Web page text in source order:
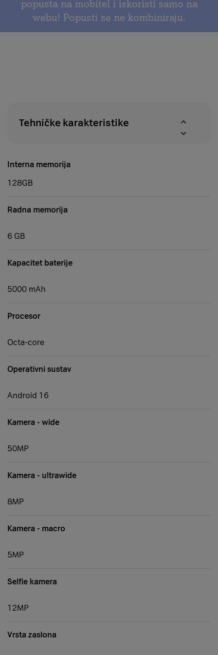
povrat
u
dostupnosti
proizvoda
popusta na mobitel i iskoristi samo na
webu! Popusti se ne kombiniraju.
Tehničke karakteristike
Interna memorija
128GB
Radna memorija
6 GB
Kapacitet baterije
5000 mAh
Procesor
Octa-core
Operativni sustav
Android 16
Kamera - wide
50MP
Kamera - ultrawide
8MP
Kamera - macro
5MP
Selfie kamera
12MP
Vrsta zaslona